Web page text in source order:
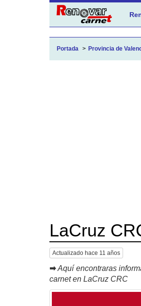
Portada Provincia de
LaCruz
Actualizado hace 11 años
➡ Aquí encontraras
carnet en LaCruz CRC